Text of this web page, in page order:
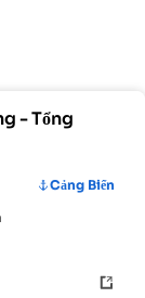
- Tổng
Cảng Biển